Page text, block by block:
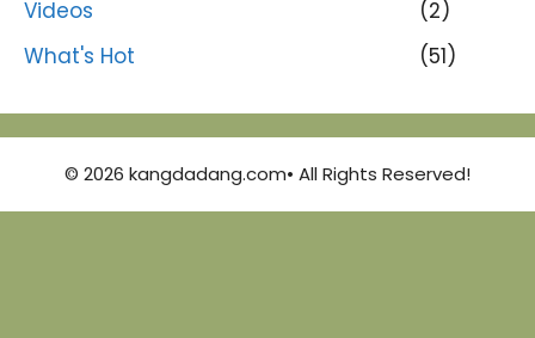
Videos
(2)
What's Hot
(51)
© 2026 kangdadang.com• All Rights Reserved!